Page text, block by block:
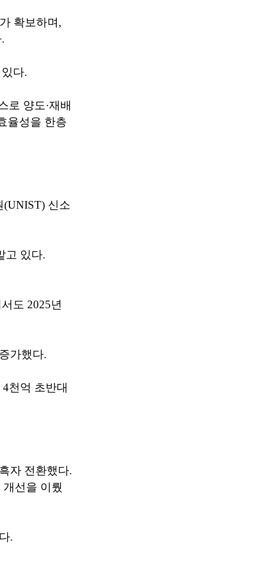
확보하며,
다.
로 양도·재배
율성을 한층
신소
고 있다.
도 2025년
가했다.
천억 초반대
자 전환했다.
선을 이뤘
.